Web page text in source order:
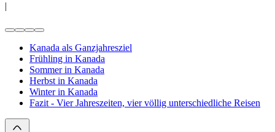
|
Kanada als Ganzjahresziel
Frühling in Kanada
Sommer in Kanada
Herbst in Kanada
Winter in Kanada
Fazit - Vier Jahreszeiten, vier völlig unterschiedliche Reisen